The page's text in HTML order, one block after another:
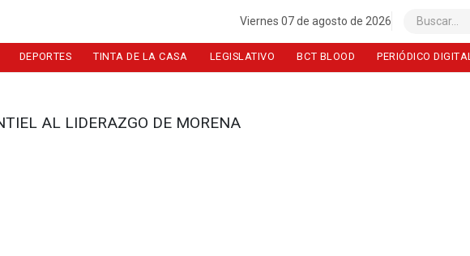
Viernes 07 de agosto de 2026 Buscar
DEPORTES TINTA DE LA CASA LEGISLATIVO BCT BLOOD PERIÓDICO DIGITAL